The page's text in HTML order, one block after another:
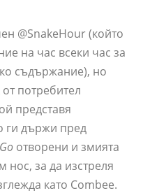
@SnakeHour (който
на час всеки час за
съдържание), но
потребител
представя
ги държи пред
отворени и змията
нос, за да изстреля
като Combee.